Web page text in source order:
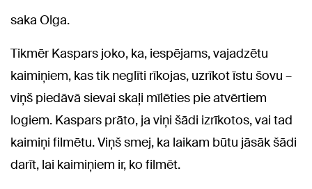
saka Olga.
Tikmēr Kaspars joko, ka, iespējams, vajadzētu
kaimiņiem, kas tik neglīti rīkojas, uzrīkot īstu šovu –
viņš piedāvā sievai skaļi mīlēties pie atvērtiem
logiem. Kaspars prāto, ja viņi šādi izrīkotos, vai tad
kaimiņi filmētu. Viņš smej, ka laikam būtu jāsāk šādi
darīt, lai kaimiņiem ir, ko filmēt.